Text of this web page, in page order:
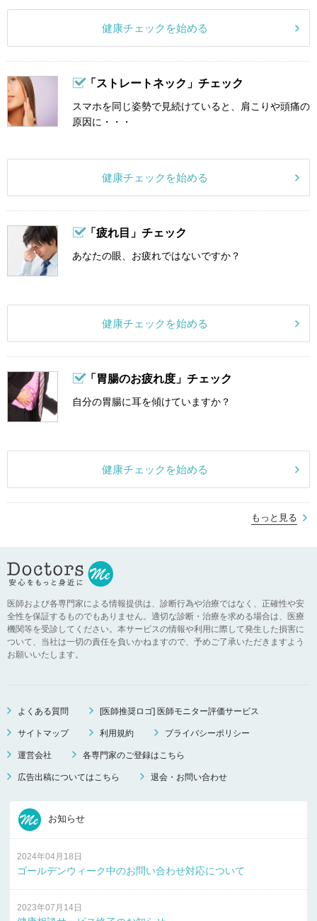
健康チェックを始める
「ストレートネック」チェック
スマホを同じ姿勢で見続けていると、肩こりや頭痛の
原因に・・・
健康チェックを始める
「疲れ目」チェック
あなたの眼、お疲れではないですか？
健康チェックを始める
「胃腸のお疲れ度」チェック
自分の胃腸に耳を傾けていますか？
健康チェックを始める
もっと見る
医師および各専門家による情報提供は、診断行為や治療ではなく、正確性や安
全性を保証するものでもありません。適切な診断・治療を求める場合は、医療
機関等を受診してください。本サービスの情報や利用に際して発生した損害に
ついて、当社は一切の責任を負いかねますので、予めご了承いただきますよう
お願いいたします。
よくある質問 [医師推奨ロゴ] 医師モニター評価サービス
サイトマップ 利用規約 プライバシーポリシー
運営会社 各専門家のご登録はこちら
広告出稿についてはこちら 退会・お問い合わせ
お知らせ
2024年04月18日
ゴールデンウィーク中のお問い合わせ対応について
2023年07月14日